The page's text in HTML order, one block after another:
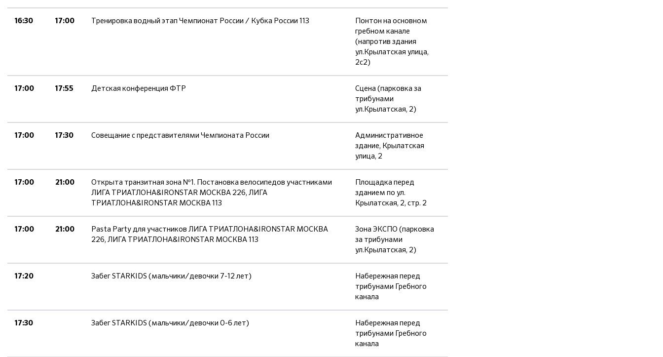
16:30 17:00 Тренировка водный этап Чемпионат России / Кубка России 113
Понтон на основном
гребном канале
(напротив здания
ул.Крылатская улица,
2с2)
17:00 17:55 Детская конференция ФТР
Сцена (парковка за
трибунами
ул.Крылатская, 2)
17:00 17:30 Совещание с представителями Чемпионата России
Административное
здание, Крылатская
улица, 2
17:00 21:00
Открыта транзитная зона №1. Постановка велосипедов участниками
ЛИГА ТРИАТЛОНА&IRONSTAR МОСКВА 226, ЛИГА
ТРИАТЛОНА&IRONSTAR МОСКВА 113
Площадка перед
зданием по ул.
Крылатская, 2, стр. 2
17:00 21:00
Pasta Party для участников ЛИГА ТРИАТЛОНА&IRONSTAR МОСКВА
226, ЛИГА ТРИАТЛОНА&IRONSTAR МОСКВА 113
Зона ЭКСПО (парковка
за трибунами
ул.Крылатская, 2)
17:20 Забег STARKIDS (мальчики/девочки 7-12 лет)
Набережная перед
трибунами Гребного
канала
17:30 Забег STARKIDS (мальчики/девочки 0-6 лет)
Набережная перед
трибунами Гребного
канала